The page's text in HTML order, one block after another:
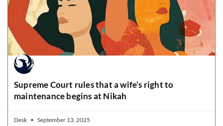
Supreme Court rules that a wife’s right to
maintenance begins at Nikah
Desk September 13, 2025